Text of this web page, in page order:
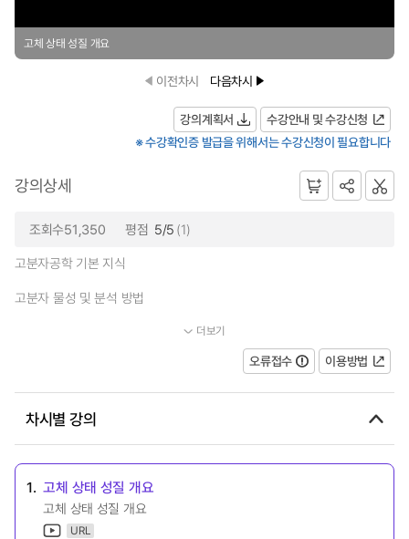
고체 상태 성질 개요
이전차시 다음차시
강의계획서
수강안내 및 수강신청
※ 수강확인증 발급을 위해서는 수강신청이 필요합니다
강의상세
조회수51,350 평점 5/5 (1)
고분자공학 기본 지식
고분자 물성 및 분석 방법
더보기
오류접수 이용방법
차시별 강의
1. 고체 상태 성질 개요
고체 상태 성질 개요
URL